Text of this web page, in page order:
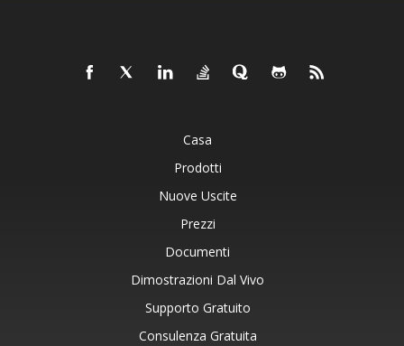
Casa
Prodotti
Nuove Uscite
Prezzi
Documenti
Dimostrazioni Dal Vivo
Supporto Gratuito
Consulenza Gratuita